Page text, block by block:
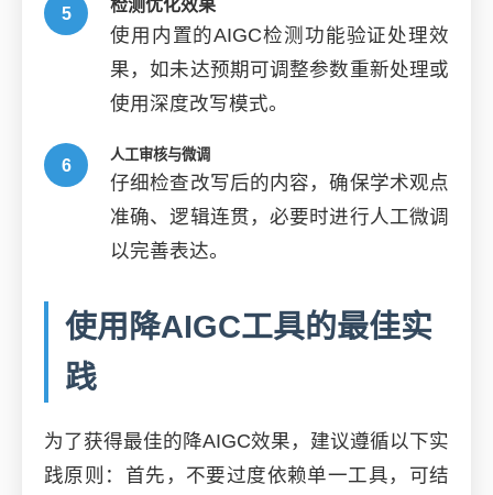
检测优化效果
使用内置的AIGC检测功能验证处理效
果，如未达预期可调整参数重新处理或
使用深度改写模式。
人工审核与微调
仔细检查改写后的内容，确保学术观点
准确、逻辑连贯，必要时进行人工微调
以完善表达。
使用降AIGC工具的最佳实
践
为了获得最佳的降AIGC效果，建议遵循以下实
践原则：首先，不要过度依赖单一工具，可结